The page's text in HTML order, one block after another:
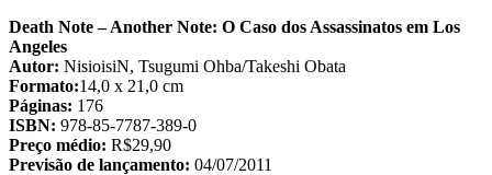
Death Note – Another Note: O Caso dos Assassinatos em Los
Angeles
Autor: NisioisiN, Tsugumi Ohba/Takeshi Obata
Formato:14,0 x 21,0 cm
Páginas: 176
ISBN: 978-85-7787-389-0
Preço médio: R$29,90
Previsão de lançamento: 04/07/2011